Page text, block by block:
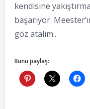
kendisine
başarıyor.
göz atalım..
Bunu paylaş: